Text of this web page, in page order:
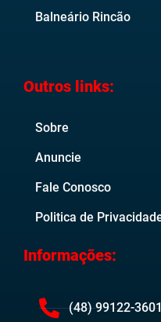
Balneário Rincão
Outros links:
Sobre
Anuncie
Fale Conosco
Politica de
Informações:
(48) 99122-3601